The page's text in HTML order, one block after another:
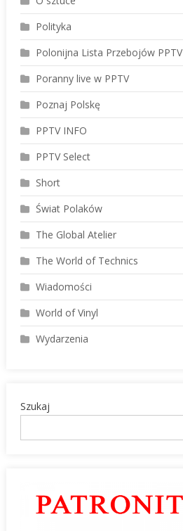
Polityka
Polonijna Lista Przebojów PPTV
Poranny live w PPTV
Poznaj Polskę
PPTV INFO
PPTV Select
Short
Świat Polaków
The Global Atelier
The World of Technics
Wiadomości
World of Vinyl
Wydarzenia
Szukaj